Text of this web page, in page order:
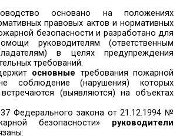
и индивидуальных
пожарной
для юридических
индивидуальных
по соблюдению
пожарной безопасности
по соблюдению требований